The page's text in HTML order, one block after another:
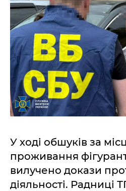
У ході обшуків за
проживання
вилучено докази
діяльності. Радниці